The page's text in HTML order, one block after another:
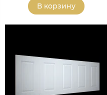
В корзину